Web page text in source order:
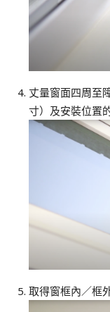
丈量窗面四周至
寸）及安裝位置
取得窗框內／框